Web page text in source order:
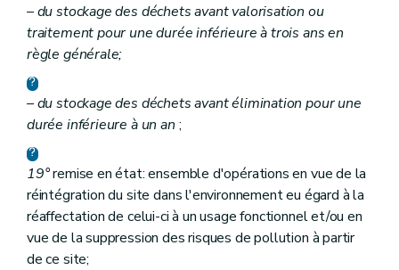
Art. 74
Art. 75
Art. 76
Annexe 1
Annexe 3
Annexe 4
– du stockage des déchets avant valorisation ou
traitement pour une durée inférieure à trois ans en
règle générale;
– du stockage des déchets avant élimination pour une
durée inférieure à un an ;
19°remise en état: ensemble d'opérations en vue de la
réintégration du site dans l'environnement eu égard à la
réaffectation de celui-ci à un usage fonctionnel et/ou en
vue de la suppression des risques de pollution à partir
de ce site;